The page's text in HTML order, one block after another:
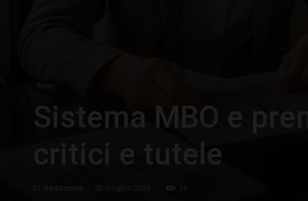
News
Sistema MBO e
critici e tutele
Redazione 30 Giugno 2026 16